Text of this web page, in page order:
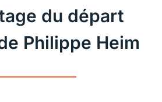
du départ
Philippe Heim